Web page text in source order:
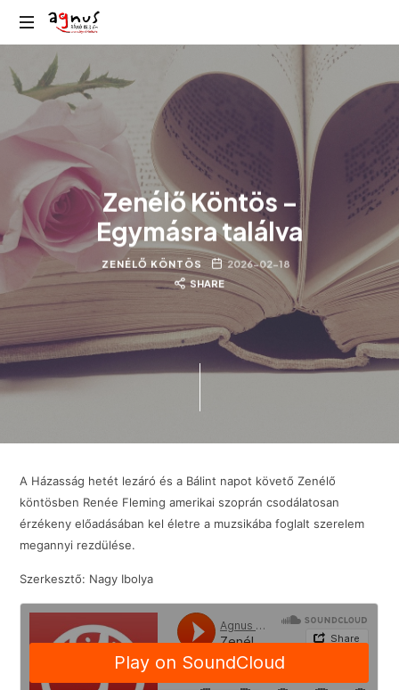
Agnus
Rádió
Kolozsvár
közösségi
rádiója
Zenélő Köntös –
Egymásra találva
ZENÉLŐ KÖNTÖS
2026-02-18
SHARE
A Házasság hetét lezáró és a Bálint napot követő Zenélő
köntösben Renée Fleming amerikai szoprán csodálatosan
érzékeny előadásában kel életre a muzsikába foglalt szerelem
megannyi rezdülése.
Szerkesztő: Nagy Ibolya